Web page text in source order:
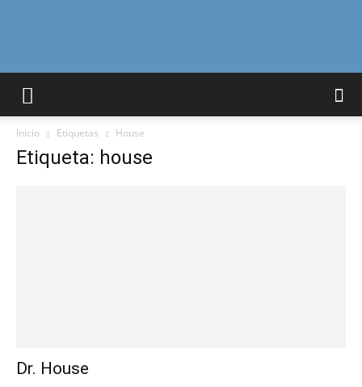
Curiosidades
Inicio Etiquetas House
Etiqueta: house
Dr. House